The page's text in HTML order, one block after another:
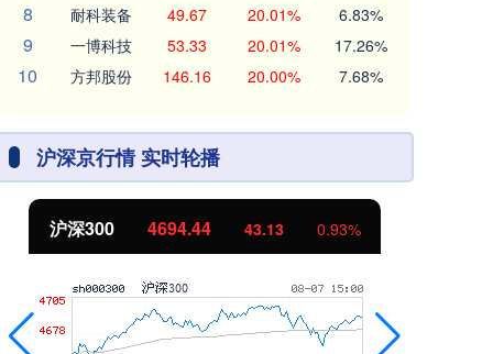
8 耐科装备 49.67 20.01% 6.83%
9 一博科技 53.33 20.01% 17.26%
10 方邦股份 146.16 20.00% 7.68%
沪深京行情 实时轮播
沪深300 4694.44 43.13 0.93%